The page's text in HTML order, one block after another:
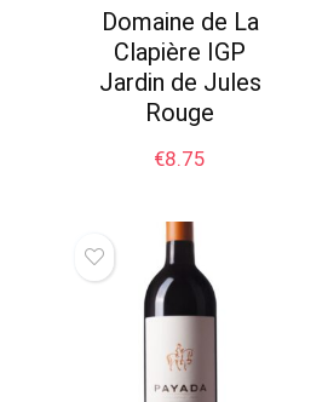
Domaine de La
Clapière IGP
Jardin de Jules
Rouge
€8.75